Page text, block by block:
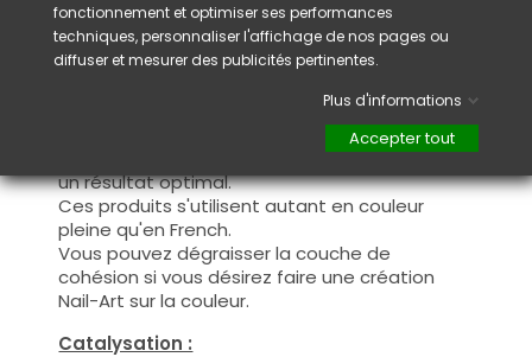
Cette couleur s'applique avec son pinceau, de
manière fine, sur la base (il n'est pas
nécessaire de dégraisser la couche de
cohésion) ou sur la construction après limage.
Ce produit s'applique en deux couches,
fermez le bord libre à la première couche et
appliquez la deuxième couche pour garantir
un résultat optimal.
Ces produits s'utilisent autant en couleur
pleine qu'en French.
Vous pouvez dégraisser la couche de
cohésion si vous désirez faire une création
Nail-Art sur la couleur.
Catalysation :
fonctionnement et optimiser ses performances
techniques, personnaliser l'affichage de nos pages ou
diffuser et mesurer des publicités pertinentes.
Plus d'informations
Accepter tout